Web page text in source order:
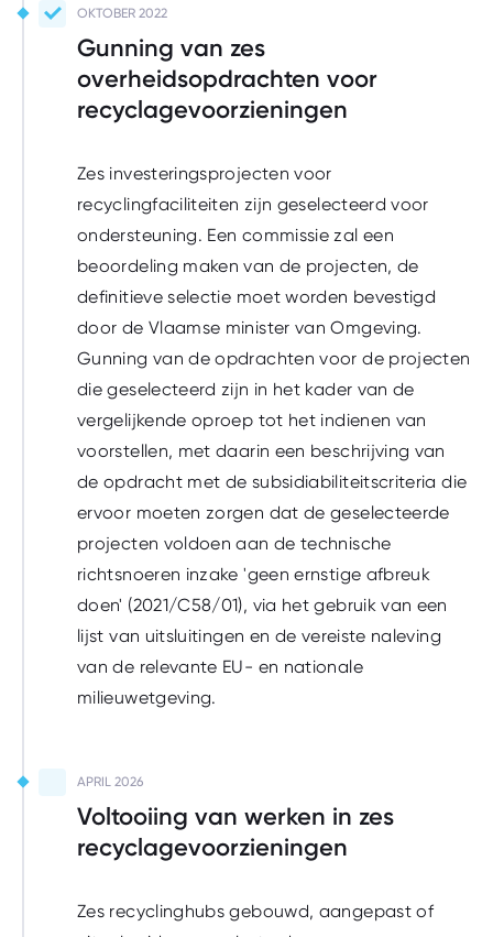
OKTOBER 2022
Gunning van zes
overheidsopdrachten voor
recyclagevoorzieningen
Voltooid
Zes investeringsprojecten voor
recyclingfaciliteiten zijn geselecteerd voor
ondersteuning. Een commissie zal een
beoordeling maken van de projecten, de
definitieve selectie moet worden bevestigd
door de Vlaamse minister van Omgeving.
Gunning van de opdrachten voor de projecten
die geselecteerd zijn in het kader van de
vergelijkende oproep tot het indienen van
voorstellen, met daarin een beschrijving van
de opdracht met de subsidiabiliteitscriteria die
ervoor moeten zorgen dat de geselecteerde
projecten voldoen aan de technische
richtsnoeren inzake 'geen ernstige afbreuk
doen' (2021/C58/01), via het gebruik van een
lijst van uitsluitingen en de vereiste naleving
van de relevante EU- en nationale
milieuwetgeving.
APRIL 2026
Voltooiing van werken in zes
recyclagevoorzieningen
Uit te voeren
Zes recyclinghubs gebouwd, aangepast of